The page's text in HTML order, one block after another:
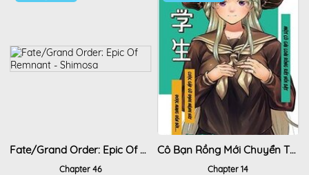
Fate/Grand Order: Epic Of Remnant - Shimosa
Chapter 46
Cô Bạn Rồng Mới Chuyển Tới Nổi Bật Hơn Cả Tôi
Chapter 14